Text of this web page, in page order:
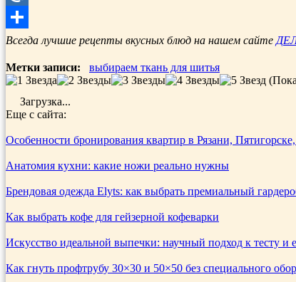
Mail.Ru
Отправить
Всегда лучшие рецепты вкусных блюд на нашем сайте
Метки записи:
выбираем ткань для шитья
Загрузка...
Еще с сайта:
Особенности бронирования квартир в Рязани,
Анатомия кухни: какие ножи реально нужны
Брендовая одежда Elyts: как выбрать премиальный
Как выбрать кофе для гейзерной кофеварки
Искусство идеальной выпечки: научный подход к тесту и
Как гнуть профтрубу 30×30 и 50×50 без специального